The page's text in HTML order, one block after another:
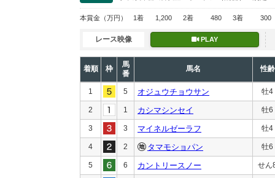
本賞金 （万円） 1着 1,200 2着 480 3着 300
レース映像 PLAY
着順 枠
馬
番
馬名 性齢
1 5 オジュウチョウサン 牡4
2 1 カシマシンセイ 牡6
3 3 マイネルゼーラフ 牡4
4 2 タマモショパン 牡6
5 6 カントリースノー せん